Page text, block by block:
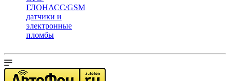
ГЛОНАСС/GSM
датчики и
электронные
пломбы